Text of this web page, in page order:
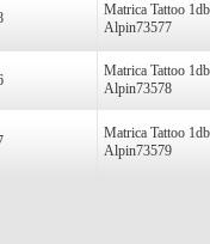
Matrica Tattoo
Alpin73577
Matrica Tattoo
Alpin73578
Matrica Tattoo
Alpin73579